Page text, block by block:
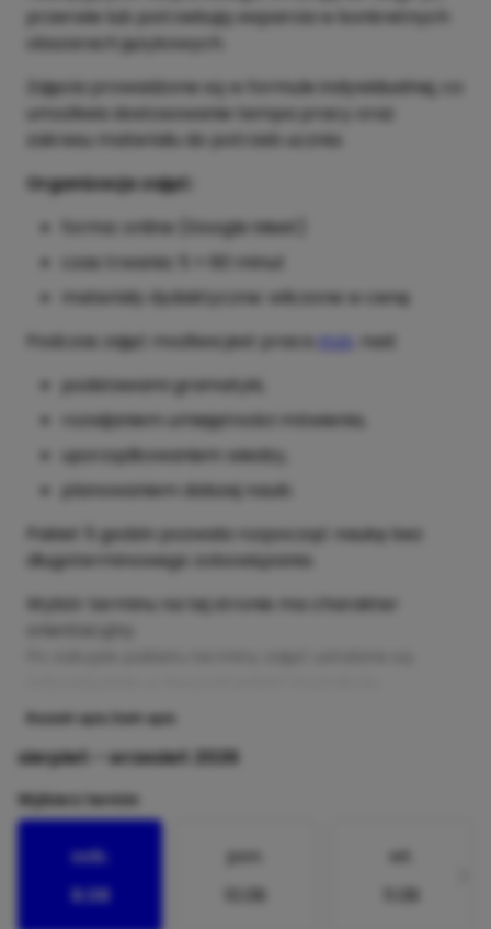
przerwie lub potrzebują wsparcia w konkretnych
obszarach językowych.
Zajęcia prowadzone są w formule indywidualnej, co
umożliwia dostosowanie tempa pracy oraz
zakresu materiału do potrzeb ucznia.
Organizacja zajęć:
forma: online (Google Meet)
czas trwania: 5 × 60 minut
materiały dydaktyczne: wliczone w cenę
Podczas zajęć możliwa jest praca
m.in
. nad:
podstawami gramatyki,
rozwijaniem umiejętności mówienia,
uporządkowaniem wiedzy,
planowaniem dalszej nauki.
Pakiet 5 godzin pozwala rozpocząć naukę bez
długoterminowego zobowiązania.
Wybór terminu na tej stronie ma charakter
Rozwiń opis Zwiń opis
sierpień - wrzesień 2026
Wybierz termin
sob.
8.08
pon.
wt.